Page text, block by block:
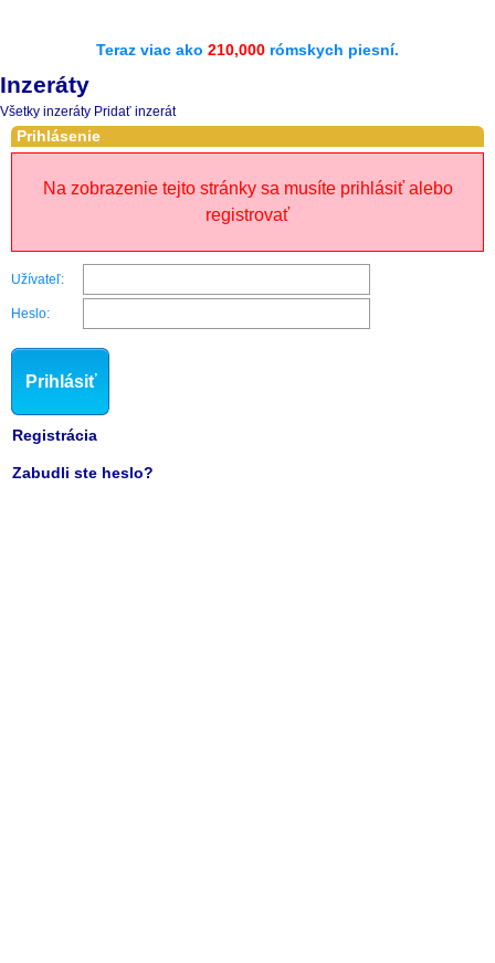
Teraz viac ako 210,000 rómskych piesní.
Inzeráty
Všetky inzeráty Pridať inzerát
Prihlásenie
Na zobrazenie tejto stránky sa musíte prihlásiť alebo
registrovať
Užívateľ:
Heslo:
Prihlásiť
Registrácia
Zabudli ste heslo?